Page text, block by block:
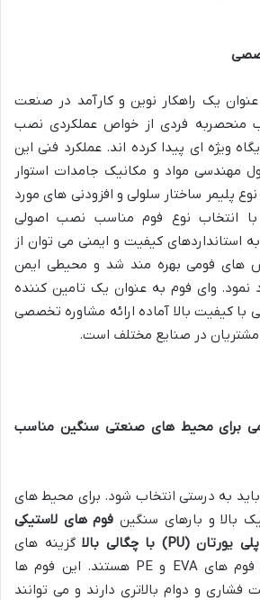
یک راهکار نوین و کارآمد در صنعت
منحصربه فردی از خواص عملکردی نصب
ویژه ای پیدا کرده اند. عملکرد فنی این
مهندسی مواد و مکانیک جامدات استوار
پلیمر ساختار سلولی و افزودنی های مورد
با انتخاب نوع فوم مناسب نصب اصولی
استانداردهای کیفیت و ایمنی می توان از
های فومی بهره مند شد و محیطی ایمن
نمود. وای فوم به عنوان یک تامین کننده
کیفیت بالا آماده ارائه مشاوره تخصصی
مشتریان در صنایع مختلف است.
برای محیط های صنعتی سنگین مناسب
به درستی انتخاب شود. برای محیط های
بالا و بارهای سنگین فوم های لاستیکی
یورتان(PU) با چگالی بالاگزینه های
های EVA وPE
هستند. این فوم ها
و دوام بالاتری دارند و می توانند